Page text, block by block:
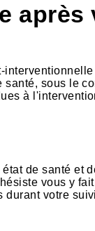
après
sous le
à
de santé et
vous y
durant votre